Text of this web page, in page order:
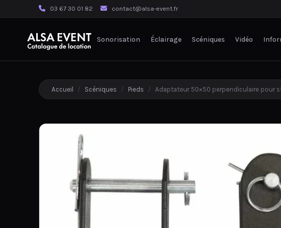
03 67 30 01 82 contact@alsa-event.fr
Sonorisation Éclairage Scéniques Vidéo
Accueil / Scéniques / Pieds / Adaptateur 50×50 perpendiculaire pour